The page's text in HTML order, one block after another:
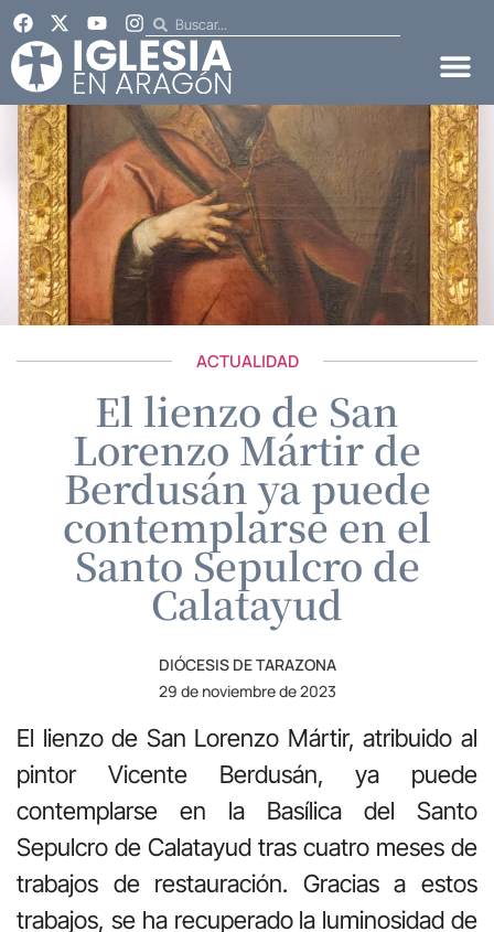
ACTUALIDAD
El lienzo de San
Lorenzo Mártir de
Berdusán ya puede
contemplarse en el
Santo Sepulcro de
Calatayud
DIÓCESIS DE TARAZONA
29 de noviembre de 2023
El lienzo de San Lorenzo Mártir, atribuido al
pintor Vicente Berdusán, ya puede
contemplarse en la Basílica del Santo
Sepulcro de Calatayud tras cuatro meses de
trabajos de restauración. Gracias a estos
trabajos, se ha recuperado la luminosidad de